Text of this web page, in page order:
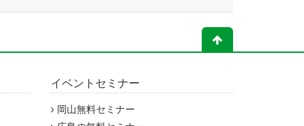
イベントセミナー
岡山無料セミナー